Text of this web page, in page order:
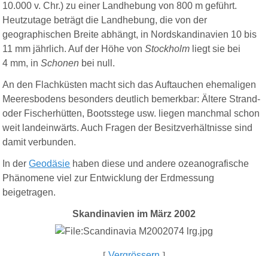
10.000 v. Chr.) zu einer Landhebung von 800 m geführt.
Heutzutage beträgt die Landhebung, die von der
geographischen Breite abhängt, in Nordskandinavien 10 bis
11 mm jährlich. Auf der Höhe vonStockholm liegt sie bei
4 mm, inSchonen bei null.
An den Flachküsten macht sich das Auftauchen ehemaligen
Meeresbodens besonders deutlich bemerkbar: Ältere Strand-
oder Fischerhütten, Bootsstege usw. liegen manchmal schon
weit landeinwärts. Auch Fragen der Besitzverhältnisse sind
damit verbunden.
In derGeodäsie haben diese und andere ozeanografische
Phänomene viel zur Entwicklung der Erdmessung
beigetragen.
Skandinavien im März 2002